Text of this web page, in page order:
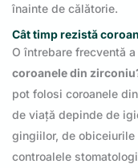
înainte de călătorie.
Cât timp rezistă
O întrebare frecventă
coroanele din
pot folosi coroanele
de viață depinde de
gingiilor, de
controalele